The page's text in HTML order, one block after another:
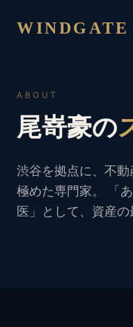
WINDGATE
ABOUT
尾嵜豪の
渋谷を拠点に、不
極めた専門家。 「
医」として、資産の